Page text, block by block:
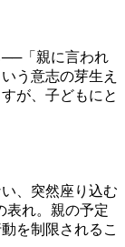
──「親に言われ
う意志の芽生え
が、子どもにと
、突然座り込む
表れ。親の予定
を制限されるこ